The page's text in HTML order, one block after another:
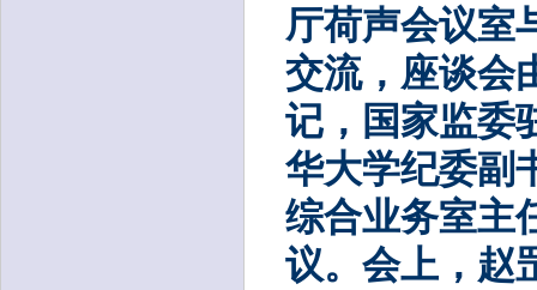
厅荷声会议室
交流，座谈会
记，国家监委
华大学纪委副
综合业务室主
议。会上，赵